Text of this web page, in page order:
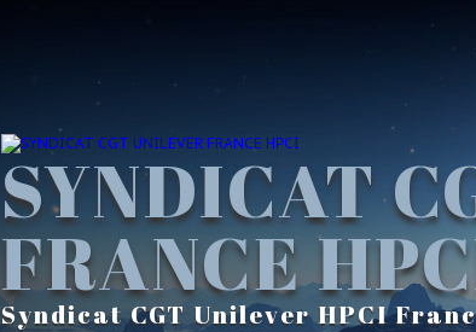
SYNDICAT
FRANCE
Syndicat CGT Unilever HPCI